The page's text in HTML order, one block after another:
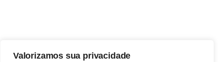
Valorizamos sua privacidade